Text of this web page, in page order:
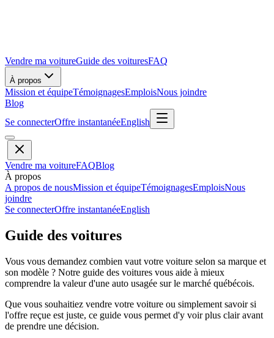
Vendre ma voitureGuide des voituresFAQ
À propos
Mission et équipeTémoignagesEmploisNous joindre
Blog
Se connecterOffre instantanéeEnglish
Vendre ma voitureFAQBlog
À propos
A propos de nousMission et équipeTémoignagesEmploisNous
joindre
Se connecterOffre instantanéeEnglish
Guide des voitures
Vous vous demandez combien vaut votre voiture selon sa marque et
son modèle ? Notre guide des voitures vous aide à mieux
comprendre la valeur d'une auto usagée sur le marché québécois.
Que vous souhaitiez vendre votre voiture ou simplement savoir si
l'offre reçue est juste, ce guide vous permet d'y voir plus clair avant
de prendre une décision.